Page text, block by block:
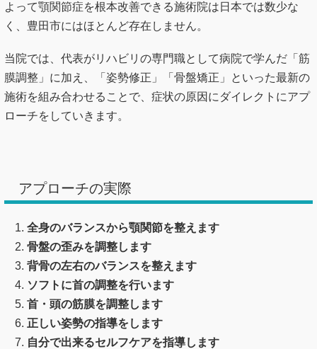
よって顎関節症を根本改善できる施術院は日本では数少な
く、豊田市にはほとんど存在しません。
当院では、代表がリハビリの専門職として病院で学んだ「筋
膜調整」に加え、「姿勢修正」「骨盤矯正」といった最新の
施術を組み合わせることで、症状の原因にダイレクトにアプ
ローチをしていきます。
アプローチの実際
全身のバランスから顎関節を整えます
骨盤の歪みを調整します
背骨の左右のバランスを整えます
ソフトに首の調整を行います
首・頭の筋膜を調整します
正しい姿勢の指導をします
自分で出来るセルフケアを指導します